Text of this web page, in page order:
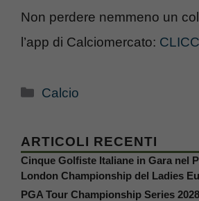
Non perdere nemmeno un
l’app di Calciomercato:
Categorie
Calcio
ARTICOLI RECENTI
Cinque Golfiste Italiane in Gara nel
London Championship del Ladies
PGA Tour Championship Series